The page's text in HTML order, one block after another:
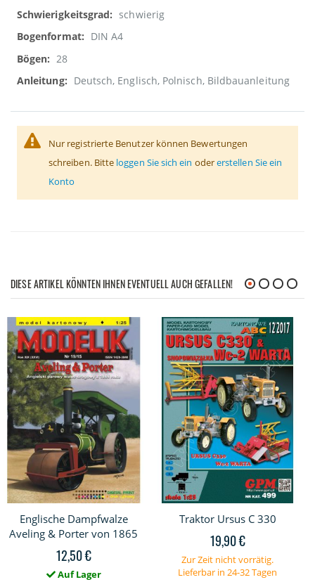
schwierig
DIN A4
28
Deutsch, Englisch, Polnisch, Bildbauanleitung
Nur registrierte Benutzer können Bewertungen
schreiben. Bitte loggen Sie sich ein odererstellen Sie ein
Konto
DIESE ARTIKEL KÖNNTEN IHNEN EVENTUELL AUCH GEFALLEN!
Englische Dampfwalze
Aveling & Porter von 1865
12,50 €
Auf Lager
Traktor Ursus C 330
19,90 €
Zur Zeit nicht vorrätig.
Lieferbar in 24-32 Tagen